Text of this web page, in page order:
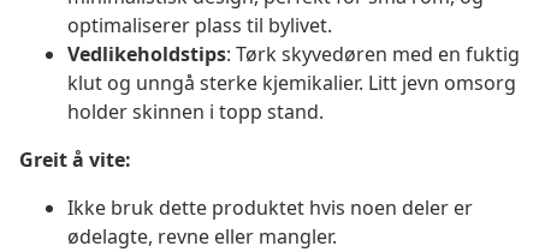
optimaliserer plass til bylivet.
Vedlikeholdstips: Tørk skyvedøren med en fuktig
klut og unngå sterke kjemikalier. Litt jevn omsorg
holder skinnen i topp stand.
Greit å vite:
Ikke bruk dette produktet hvis noen deler er
ødelagte, revne eller mangler.